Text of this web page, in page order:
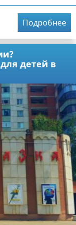
Подробнее
детей в